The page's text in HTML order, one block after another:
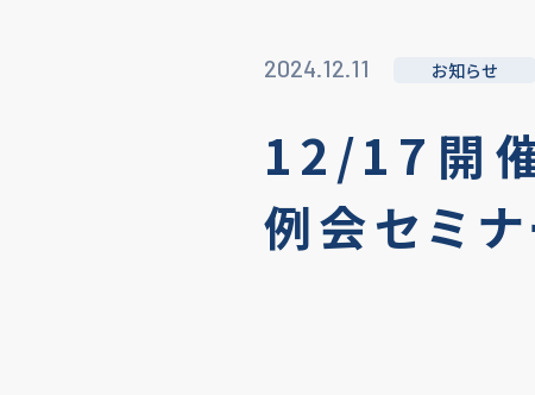
2024.12.11 お知らせ
12/17開
例会セミ